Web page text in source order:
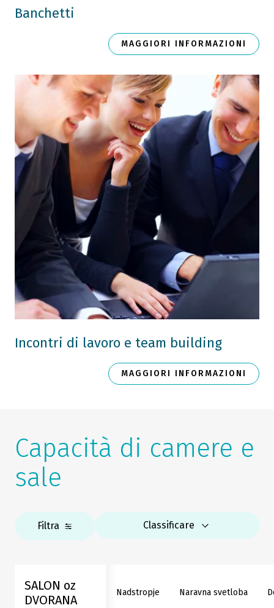
Banchetti
MAGGIORI INFORMAZIONI
Incontri di lavoro e team building
MAGGIORI INFORMAZIONI
Capacità di camere e
sale
Filtra Classificare
SALON oz
DVORANA
Nadstropje Naravna svetloba